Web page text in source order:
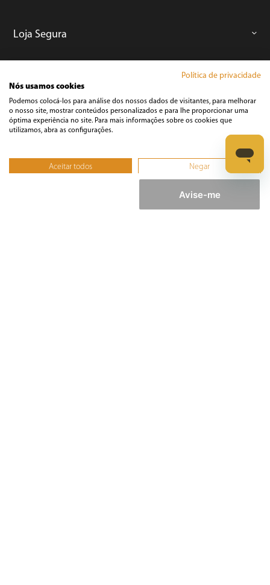
Avise-me
Loja Segura
Casa
Política de privacidade
Nós usamos cookies
Podemos colocá-los para análise dos nossos dados de visitantes, para melhorar
o nosso site, mostrar conteúdos personalizados e para lhe proporcionar uma
óptima experiência no site. Para mais informações sobre os cookies que
utilizamos, abra as configurações.
Aceitar todos Negar